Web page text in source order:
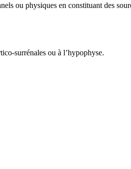
ou physiques en constituant des
surrénales ou à l’hypophyse.